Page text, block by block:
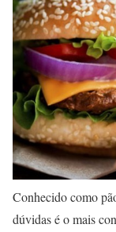
Conhecido como
dúvidas é o mais